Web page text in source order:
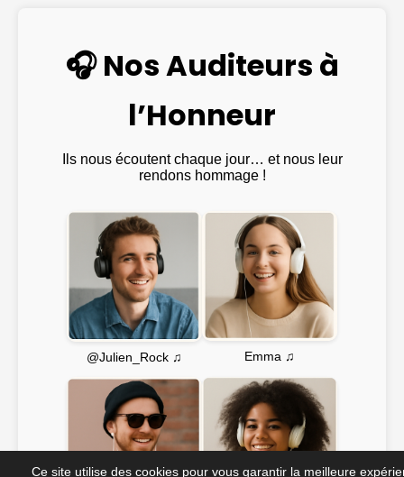
🎧 Nos Auditeurs à
l’Honneur
Ils nous écoutent chaque jour… et nous leur
rendons hommage !
@Julien_Rock ♫ Emma ♫
Ce site utilise des cookies pour vous garantir la meilleure